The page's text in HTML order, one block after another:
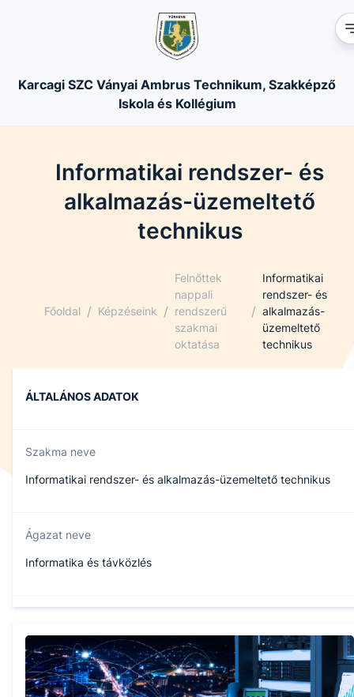
Karcagi SZC Ványai Ambrus Technikum, Szakképző
Iskola és Kollégium
Informatikai rendszer- és
alkalmazás-üzemeltető
technikus
Főoldal / Képzéseink /
Felnőttek
nappali
rendszerű
szakmai
oktatása
/
Informatikai
rendszer- és
alkalmazás-
üzemeltető
technikus
ÁLTALÁNOS ADATOK
Szakma neve
Informatikai rendszer- és alkalmazás-üzemeltető technikus
Ágazat neve
Informatika és távközlés
506121202